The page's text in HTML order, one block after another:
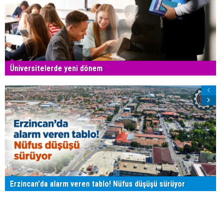
Üniversitelerde yeni dönem
Erzincan'da alarm veren tablo! Nüfus düşüşü sürüyor